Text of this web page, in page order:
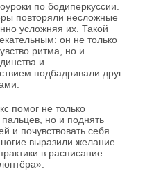
по бодиперкуссии.
повторяли несложные
усложняя их. Такой
он не только
ритма, но и
и
подбадривали друг
помог не только
но и поднять
и почувствовать себя
выразили желание
в расписание